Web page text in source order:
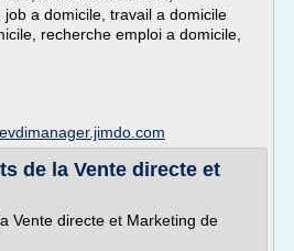
a domicile, travail a domicile
recherche emploi a domicile,
de la Vente directe et
Vente directe et Marketing de